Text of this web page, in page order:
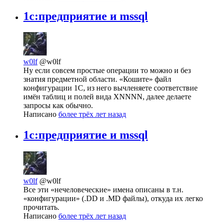
1c:предприятие и mssql
w0lf @w0lf
Ну если совсем простые операции то можно и без
знатия предметной области. «Кошите» файл
конфигурации 1С, из него вычленяете соответствие
имён таблиц и полей вида XNNNN, далее делаете
запросы как обычно.
Написано более трёх лет назад
1c:предприятие и mssql
w0lf @w0lf
Все эти «нечеловеческие» имена описаны в т.н.
«конфигурации» (.DD и .MD файлы), откуда их легко
прочитать.
Написано более трёх лет назад